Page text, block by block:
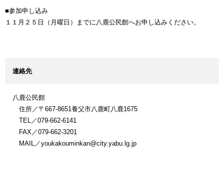
■参加申し込み
１１月２５日（月曜日）までに八鹿公民館へお申し込みください。
連絡先
八鹿公民館
住所／〒667-8651養父市八鹿町八鹿1675
TEL／079-662-6141
FAX／079-662-3201
MAIL／youkakouminkan@city.yabu.lg.jp